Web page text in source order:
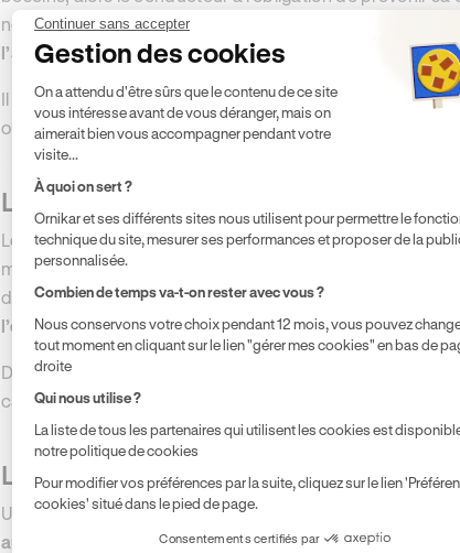
nouvelle tarification permettant de couvrir les nouveaux
l’automobiliste, alors celui-ci pourra demander la
Il est recommandé de prévenir dans le meilleur délai
ou courrier électronique.
La résiliation du contrat d’assurance
Les usagers de la route qui le souhaitent peuvent
moment de l’échéance annuelle grâce à la
.
demande de résiliation par lettre recommandée ou
l’échéance du contrat d’assurance auto.
Depuis sa publication en 2005, cette loi permet de
caractérise l'’assurance auto.
La résiliation du contrat suite au
Un usager de la route a également la possibilité de
aurait hérité
. En effet, les contrats d’assurance auto
Continuer sans accepter
Gestion des cookies
Plateforme de Gestion du
On a attendu d'être sûrs que le contenu de ce site
vous intéresse avant de vous déranger, mais on
aimerait bien vous accompagner pendant votre
visite...
À quoi on sert ?
Ornikar et ses différents sites nous utilisent pour permettre le
technique du site, mesurer ses performances et proposer de la
personnalisée.
Combien de temps va-t-on rester avec vous ?
Nous conservons votre choix pendant 12 mois, vous pouvez
tout moment en cliquant sur le lien "gérer mes cookies" en bas de
droite
Qui nous utilise ?
La liste de tous les partenaires qui utilisent les cookies est
notre politique de cookies
Pour modifier vos préférences par la suite, cliquez sur le lien
cookies' situé dans le pied de page.
Consentements certifiés par
Axeptio consent